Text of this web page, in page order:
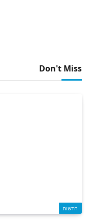
Don't Miss
חדשות